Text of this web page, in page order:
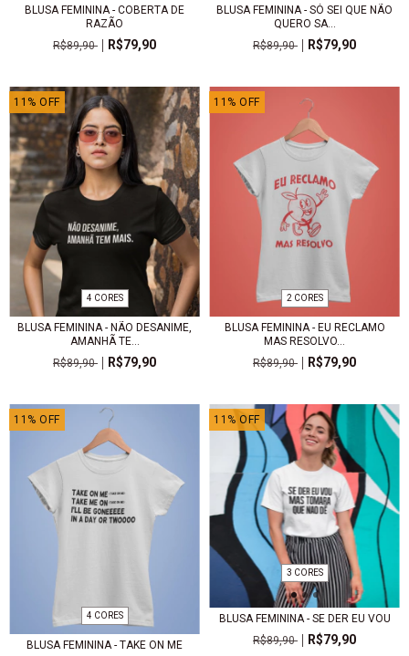
BLUSA FEMININA - COBERTA DE
RAZÃO
R$89,90
R$79,90
BLUSA FEMININA - SÓ SEI QUE NÃO
QUERO SA...
R$89,90
R$79,90
11 % OFF
4 CORES
BLUSA FEMININA - NÃO DESANIME,
AMANHÃ TE...
R$89,90
R$79,90
11 % OFF
2 CORES
BLUSA FEMININA - EU RECLAMO
MAS RESOLVO...
R$89,90
R$79,90
11 % OFF
4 CORES
BLUSA FEMININA - TAKE ON ME
11 % OFF
3 CORES
BLUSA FEMININA - SE DER EU VOU
R$89,90
R$79,90